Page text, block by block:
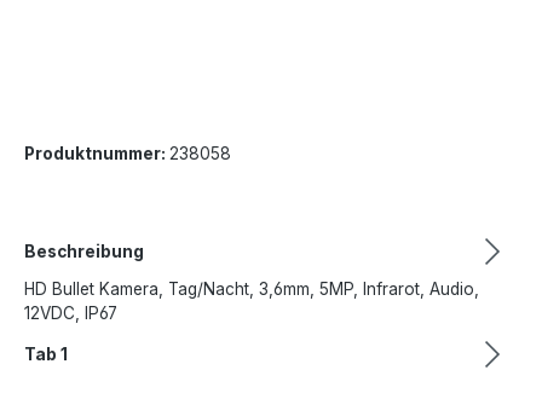
Produktnummer: 238058
Beschreibung
HD Bullet Kamera, Tag/Nacht, 3,6mm, 5MP, Infrarot, Audio,
12VDC, IP67
Tab 1